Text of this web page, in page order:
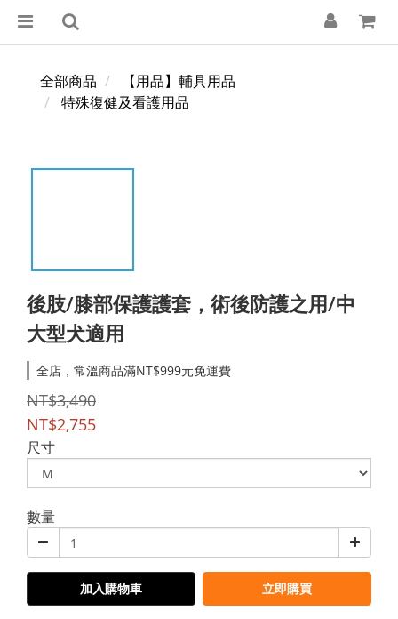
全部商品
【用品】輔具用品
特殊復健及看護用品
後肢/膝部保護護套，術後防護之用/中
大型犬適用
全店，常溫商品滿NT$999元免運費
NT$3,490
NT$2,755
尺寸
數量
加入購物車 立即購買